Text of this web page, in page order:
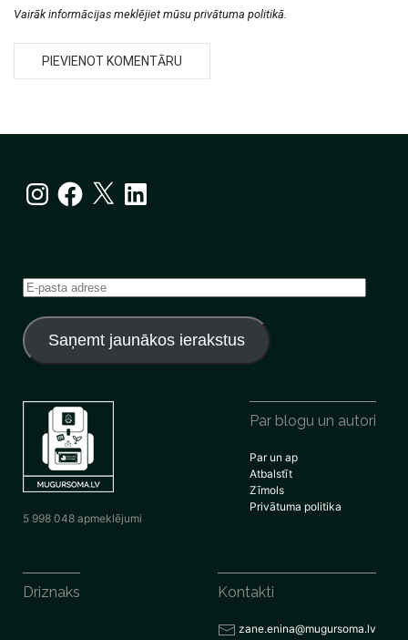
Vairāk informācijas meklējiet mūsu privātuma politikā.
InstagramFacebook
X LinkedIn
E-
adrese
Saņemt jaunākos ierakstus
5 998 048 apmeklējumi
Par blogu un autori
Par un ap
Atbalstīt
Zīmols
Privātuma politika
Driznaks Kontakti
zane.enina@mugursoma.lv